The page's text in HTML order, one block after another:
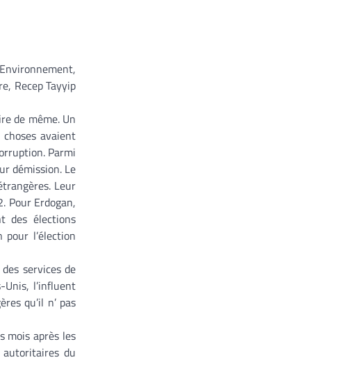
Recep Tayyip
de même. Un
avaient
Parmi
démission. Le
Leur
Pour Erdogan,
des élections
l’élection
services de
l’influent
qu’il n’ pas
mois après les
du